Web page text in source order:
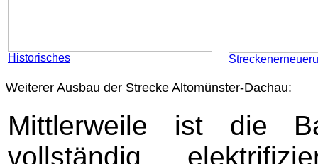
Historisches
Weiterer Ausbau der Strecke Altomünster-Dachau:
Mittlerweile ist die
vollständig